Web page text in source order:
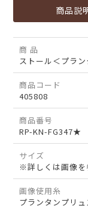
商品説
商 品
ストール＜プラン
商品コード
405808
商品番号
RP-KN-FG347★
サイズ
※詳しくは画像を
画像使用糸
プランタンプリ